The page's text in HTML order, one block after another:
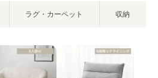
ラグ・カーペット 収納